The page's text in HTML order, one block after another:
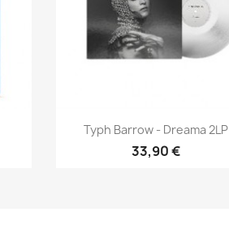
Aperçu rapide
Typh Barrow - Dreama 2LP
33,90 €